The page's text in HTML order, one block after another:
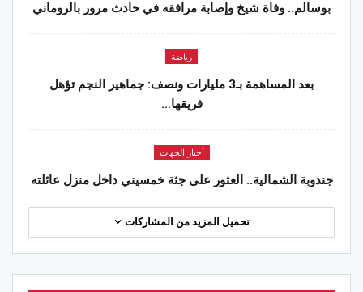
بوسالم.. وفاة شيخ وإصابة مرافقه في حادث مرور بالروماني
رياضة
بعد المساهمة بـ3 مليارات ونصف: جماهير النجم تؤهل
فريقها…
أخبار الجهات
جندوبة الشمالية.. العثور على جثة خمسيني داخل منزل عائلته
تحميل المزيد من المشاركات